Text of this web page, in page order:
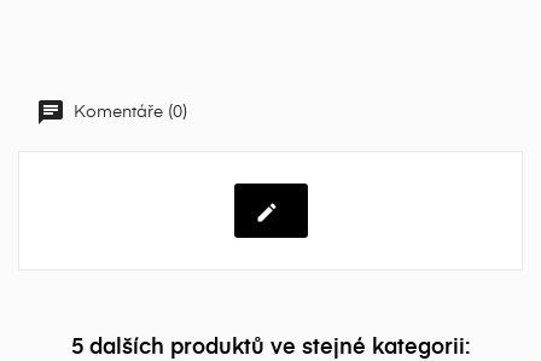
Komentáře (0)
5 dalších produktů ve stejné kategorii: